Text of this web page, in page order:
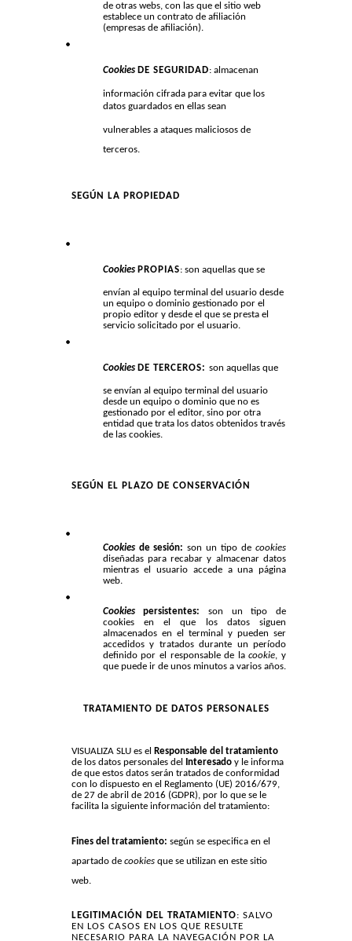
de otras webs, con las que el sitio web
establece un contrato de afiliación
(empresas de afiliación).
Cookies DE SEGURIDAD: almacenan
información cifrada para evitar que los
datos guardados en ellas sean
vulnerables a ataques maliciosos de
terceros.
SEGÚN LA PROPIEDAD
Cookies PROPIAS: son aquellas que se
envían al equipo terminal del usuario desde
un equipo o dominio gestionado por el
propio editor y desde el que se presta el
servicio solicitado por el usuario.
Cookies DE TERCEROS: son aquellas que
se envían al equipo terminal del usuario
desde un equipo o dominio que no es
gestionado por el editor, sino por otra
entidad que trata los datos obtenidos través
de las cookies.
SEGÚN EL PLAZO DE CONSERVACIÓN
Cookies de sesión:son un tipo de cookies
diseñadas para recabar y almacenar datos
mientras el usuario accede a una página
web.
Cookiespersistentes: son un tipo de
cookies en el que los datos siguen
almacenados en el terminal y pueden ser
accedidos y tratados durante un período
definido por el responsable de lacookie, y
que puede ir de unos minutos a varios años.
TRATAMIENTO DE DATOS PERSONALES
VISUALIZA SLU es el
Responsable del tratamiento
de los datos personales del
Interesado y le informa
de que estos datos serán tratados de conformidad
con lo dispuesto en el Reglamento (UE) 2016/679,
de 27 de abril de 2016 (GDPR), por lo que se le
facilita la siguiente información del tratamiento:
Fines del tratamiento: según se especifica en el
apartado de cookies que se utilizan en este sitio
web.
LEGITIMACIÓN DEL TRATAMIENTO: SALVO
EN LOS CASOS EN LOS QUE RESULTE
NECESARIO PARA LA NAVEGACIÓN POR LA